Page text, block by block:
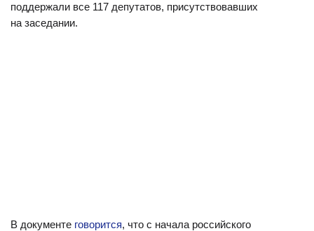
поддержали все 117 депутатов, присутствовавших
на заседании.
В документе говорится, что с начала российского